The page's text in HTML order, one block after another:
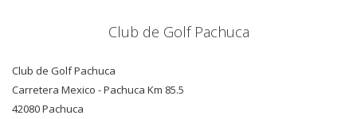
Club de Golf Pachuca
Club de Golf Pachuca
Carretera Mexico - Pachuca Km 85.5
42080 Pachuca